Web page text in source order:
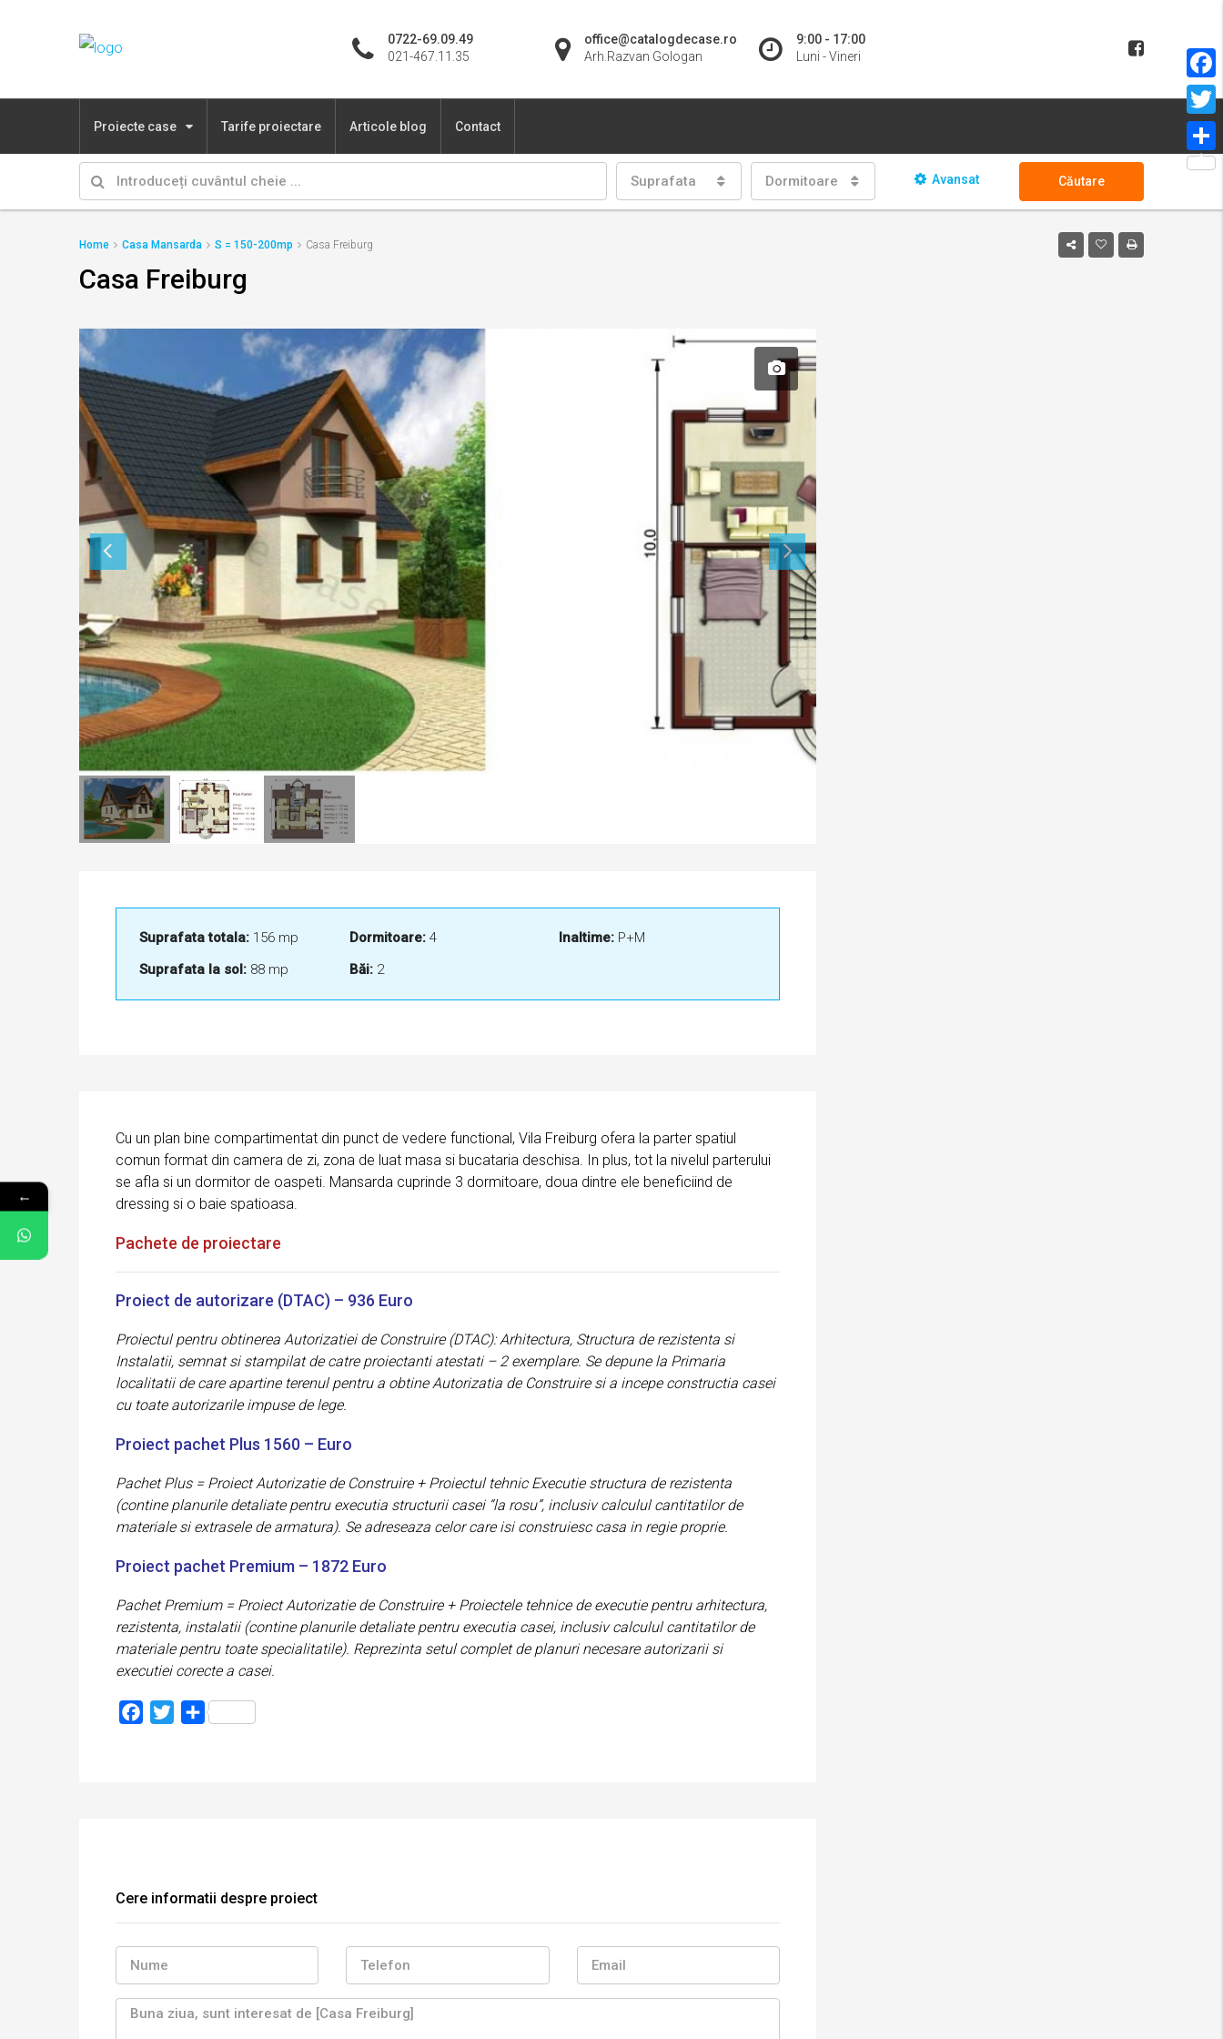
9:00 - 17:00
Luni - Vineri
office@catalogdecase.ro
Arh.Razvan Gologan
0722-69.09.49
021-467.11.35
Proiecte case Tarife proiectare Articole blog Contact
Suprafata Dormitoare Avansat Căutare
Home Casa Mansarda S = 150-200mp Casa Freiburg
Casa Freiburg
Suprafata totala: 156 mp
Suprafata la sol: 88 mp
Dormitoare:4
Băi:2
Inaltime: P+M
Cu un plan bine compartimentat din punct de vedere functional, Vila Freiburg ofera la parter spatiul
comun format din camera de zi, zona de luat masa si bucataria deschisa. In plus, tot la nivelul parterului
se afla si un dormitor de oaspeti. Mansarda cuprinde 3 dormitoare, doua dintre ele beneficiind de
dressing si o baie spatioasa.
Pachete de proiectare
Proiect de autorizare (DTAC) – 936 Euro
Proiectul pentru obtinerea Autorizatiei de Construire (DTAC): Arhitectura, Structura de rezistenta si
Instalatii, semnat si stampilat de catre proiectanti atestati – 2 exemplare. Se depune la Primaria
localitatii de care apartine terenul pentru a obtine Autorizatia de Construire si a incepe constructia casei
cu toate autorizarile impuse de lege.
Proiect pachet Plus 1560 – Euro
Pachet Plus = Proiect Autorizatie de Construire + Proiectul tehnic Executie structura de rezistenta
(contine planurile detaliate pentru executia structurii casei “la rosu”, inclusiv calculul cantitatilor de
materiale si extrasele de armatura). Se adreseaza celor care isi construiesc casa in regie proprie.
Proiect pachet Premium – 1872 Euro
Pachet Premium = Proiect Autorizatie de Construire + Proiectele tehnice de executie pentru arhitectura,
rezistenta, instalatii (contine planurile detaliate pentru executia casei, inclusiv calculul cantitatilor de
materiale pentru toate specialitatile). Reprezinta setul complet de planuri necesare autorizarii si
executiei corecte a casei.
Facebook
TwitterPartajează
Cere informatii despre proiect
←